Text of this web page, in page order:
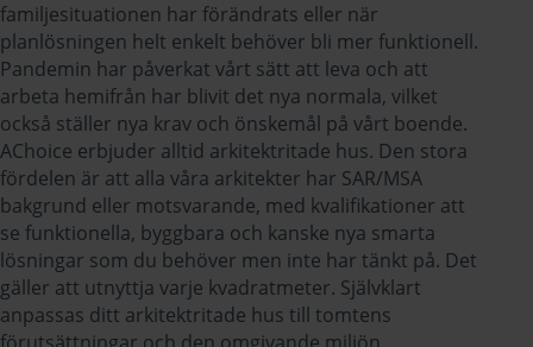
familjesituationen har förändrats eller när
planlösningen helt enkelt behöver bli mer funktionell.
Pandemin har påverkat vårt sätt att leva och att
arbeta hemifrån har blivit det nya normala, vilket
också ställer nya krav och önskemål på vårt boende.
AChoice erbjuder alltid arkitektritade hus. Den stora
fördelen är att alla våra arkitekter har SAR/MSA
bakgrund eller motsvarande, med kvalifikationer att
se funktionella, byggbara och kanske nya smarta
lösningar som du behöver men inte har tänkt på. Det
gäller att utnyttja varje kvadratmeter. Självklart
anpassas ditt arkitektritade hus till tomtens